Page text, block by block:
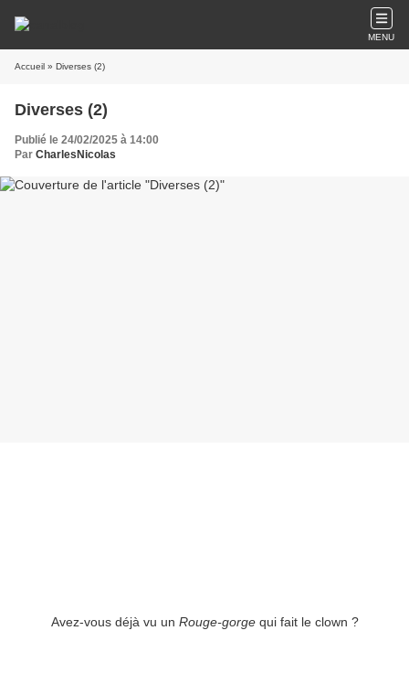
MENU
Accueil » Diverses (2)
Diverses (2)
Publié le 24/02/2025 à 14:00
Par CharlesNicolas
Avez-vous déjà vu un Rouge-gorge qui fait le clown ?